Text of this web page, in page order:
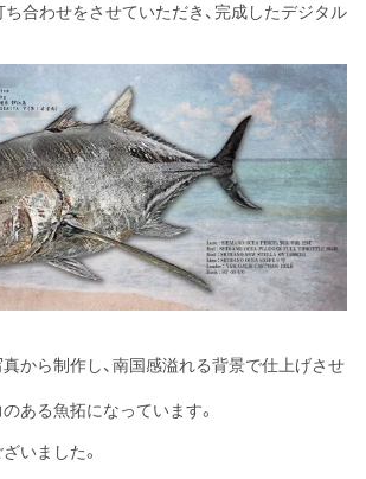
合わせをさせていただき、完成したデジタル
から制作し、南国感溢れる背景で仕上げさせ
ある魚拓になっています。
いました。